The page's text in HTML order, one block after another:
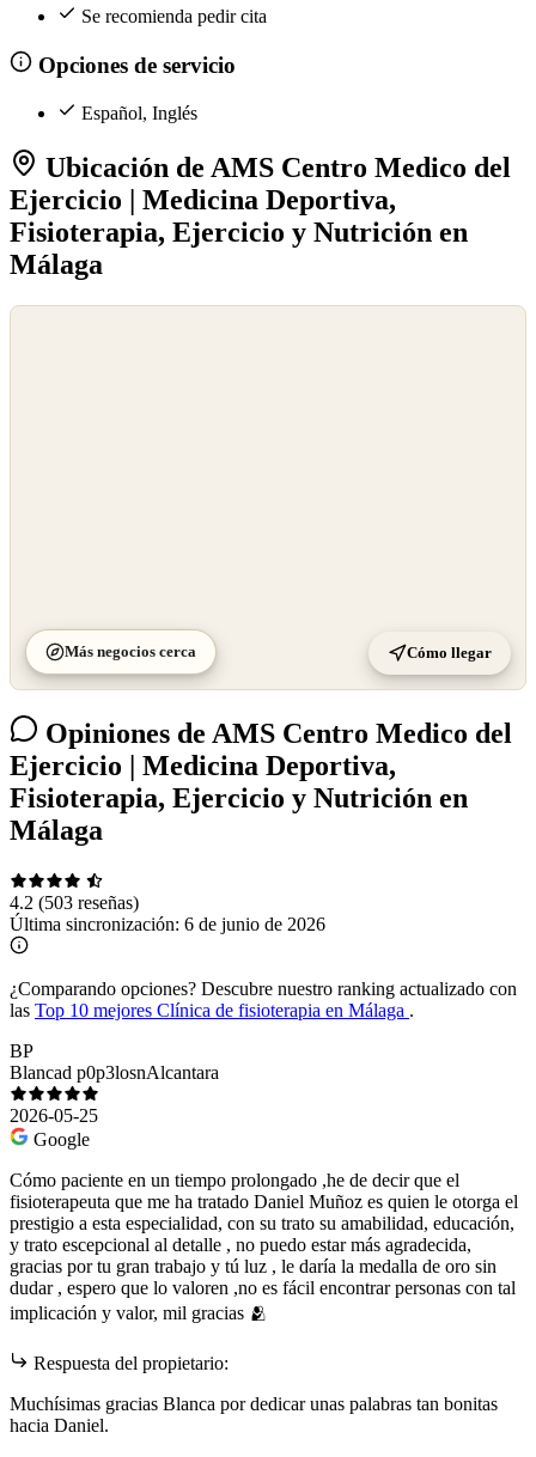
Se recomienda pedir cita
Opciones de servicio
Español, Inglés
Ubicación de AMS Centro Medico del
Ejercicio | Medicina Deportiva,
Fisioterapia, Ejercicio y Nutrición en
Málaga
Más negocios cerca Cómo llegar
Opiniones de AMS Centro Medico del
Ejercicio | Medicina Deportiva,
Fisioterapia, Ejercicio y Nutrición en
Málaga
4.2 (503 reseñas)
Última sincronización: 6 de junio de 2026
¿Comparando opciones? Descubre nuestro ranking actualizado con
las Top 10 mejores Clínica de fisioterapia en Málaga .
BP
Blancad p0p3losnAlcantara
2026-05-25
Google
Cómo paciente en un tiempo prolongado ,he de decir que el
fisioterapeuta que me ha tratado Daniel Muñoz es quien le otorga el
prestigio a esta especialidad, con su trato su amabilidad, educación,
y trato escepcional al detalle , no puedo estar más agradecida,
gracias por tu gran trabajo y tú luz , le daría la medalla de oro sin
dudar , espero que lo valoren ,no es fácil encontrar personas con tal
implicación y valor, mil gracias 🫂
Respuesta del propietario:
Muchísimas gracias Blanca por dedicar unas palabras tan bonitas
hacia Daniel.